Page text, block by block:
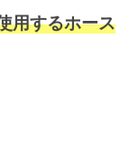
用するホース